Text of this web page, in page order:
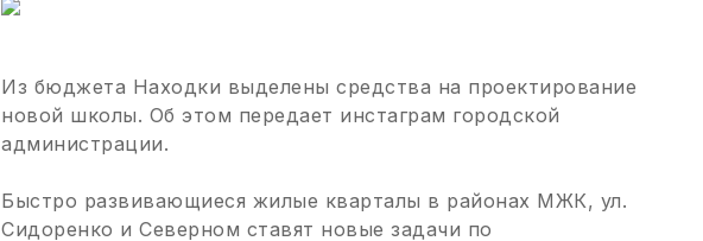
Из бюджета Находки выделены средства на проектирование
новой школы. Об этом передает инстаграм городской
администрации.
Быстро развивающиеся жилые кварталы в районах МЖК, ул.
Сидоренко и Северном ставят новые задачи по